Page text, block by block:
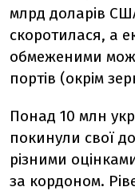
млрд доларів
скоротилася, а
обмеженими
портів (окрім
Понад 10 млн
покинули свої
різними
за кордоном.